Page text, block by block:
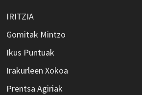
IRITZIA
Gomitak Mintzo
Ikus Puntuak
Irakurleen Xokoa
Prentsa Agiriak